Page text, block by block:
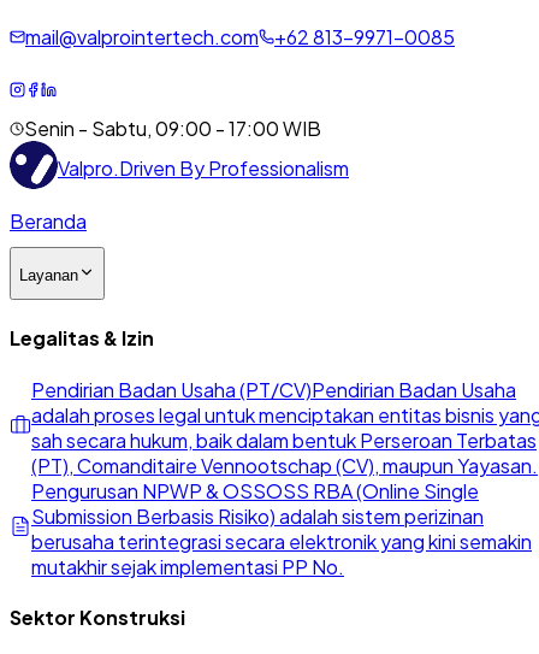
mail@valprointertech.com +62813-9971-0085
Senin - Sabtu, 09:00 - 17:00 WIB
Valpro.Driven By Professionalism
Beranda
Layanan
Legalitas & Izin
Pendirian Badan Usaha (PT/CV)Pendirian Badan Usaha
adalah proses legal untuk menciptakan entitas bisnis
sah secara hukum, baik dalam bentuk Perseroan Terbatas
(PT), Comanditaire Vennootschap (CV), maupun Yayasan.
Pengurusan NPWP & OSSOSS RBA (Online Single
Submission Berbasis Risiko) adalah sistem perizinan
berusaha terintegrasi secara elektronik yang kini semakin
mutakhir sejak implementasi PP No.
Sektor Konstruksi